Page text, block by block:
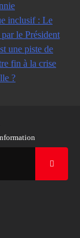
inclusif : Le
le Président
une piste de
fin à la crise
?